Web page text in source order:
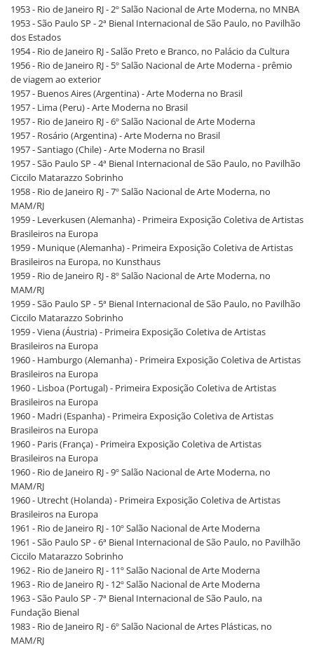
1953 - Rio de Janeiro RJ - 2º Salão Nacional de Arte Moderna, no MNBA
1953 - São Paulo SP - 2ª Bienal Internacional de São Paulo, no Pavilhão
dos Estados
1954 - Rio de Janeiro RJ - Salão Preto e Branco, no Palácio da Cultura
1956 - Rio de Janeiro RJ - 5º Salão Nacional de Arte Moderna - prêmio
de viagem ao exterior
1957 - Buenos Aires (Argentina) - Arte Moderna no Brasil
1957 - Lima (Peru) - Arte Moderna no Brasil
1957 - Rio de Janeiro RJ - 6º Salão Nacional de Arte Moderna
1957 - Rosário (Argentina) - Arte Moderna no Brasil
1957 - Santiago (Chile) - Arte Moderna no Brasil
1957 - São Paulo SP - 4ª Bienal Internacional de São Paulo, no Pavilhão
Ciccilo Matarazzo Sobrinho
1958 - Rio de Janeiro RJ - 7º Salão Nacional de Arte Moderna, no
MAM/RJ
1959 - Leverkusen (Alemanha) - Primeira Exposição Coletiva de Artistas
Brasileiros na Europa
1959 - Munique (Alemanha) - Primeira Exposição Coletiva de Artistas
Brasileiros na Europa, no Kunsthaus
1959 - Rio de Janeiro RJ - 8º Salão Nacional de Arte Moderna, no
MAM/RJ
1959 - São Paulo SP - 5ª Bienal Internacional de São Paulo, no Pavilhão
Ciccilo Matarazzo Sobrinho
1959 - Viena (Áustria) - Primeira Exposição Coletiva de Artistas
Brasileiros na Europa
1960 - Hamburgo (Alemanha) - Primeira Exposição Coletiva de Artistas
Brasileiros na Europa
1960 - Lisboa (Portugal) - Primeira Exposição Coletiva de Artistas
Brasileiros na Europa
1960 - Madri (Espanha) - Primeira Exposição Coletiva de Artistas
Brasileiros na Europa
1960 - Paris (França) - Primeira Exposição Coletiva de Artistas
Brasileiros na Europa
1960 - Rio de Janeiro RJ - 9º Salão Nacional de Arte Moderna, no
MAM/RJ
1960 - Utrecht (Holanda) - Primeira Exposição Coletiva de Artistas
Brasileiros na Europa
1961 - Rio de Janeiro RJ - 10º Salão Nacional de Arte Moderna
1961 - São Paulo SP - 6ª Bienal Internacional de São Paulo, no Pavilhão
Ciccilo Matarazzo Sobrinho
1962 - Rio de Janeiro RJ - 11º Salão Nacional de Arte Moderna
1963 - Rio de Janeiro RJ - 12º Salão Nacional de Arte Moderna
1963 - São Paulo SP - 7ª Bienal Internacional de São Paulo, na
Fundação Bienal
1983 - Rio de Janeiro RJ - 6º Salão Nacional de Artes Plásticas, no
MAM/RJ